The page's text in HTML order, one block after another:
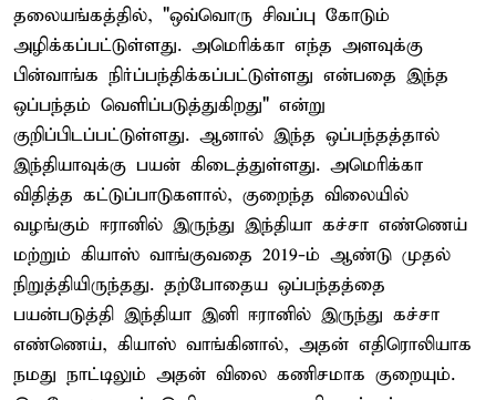
தலையங்கத்தில், "ஒவ்வொரு சிவப்பு கோடும்
அழிக்கப்பட்டுள்ளது. அமெரிக்கா எந்த அளவுக்கு
பின்வாங்க நிர்ப்பந்திக்கப்பட்டுள்ளது என்பதை இந்த
ஒப்பந்தம் வெளிப்படுத்துகிறது" என்று
குறிப்பிடப்பட்டுள்ளது. ஆனால் இந்த ஒப்பந்தத்தால்
இந்தியாவுக்கு பயன் கிடைத்துள்ளது. அமெரிக்கா
விதித்த கட்டுப்பாடுகளால், குறைந்த விலையில்
வழங்கும் ஈரானில் இருந்து இந்தியா கச்சா எண்ணெய்
மற்றும் கியாஸ் வாங்குவதை 2019-ம் ஆண்டு முதல்
நிறுத்தியிருந்தது. தற்போதைய ஒப்பந்தத்தை
பயன்படுத்தி இந்தியா இனி ஈரானில் இருந்து கச்சா
எண்ணெய், கியாஸ் வாங்கினால், அதன் எதிரொலியாக
நமது நாட்டிலும் அதன் விலை கணிசமாக குறையும்.